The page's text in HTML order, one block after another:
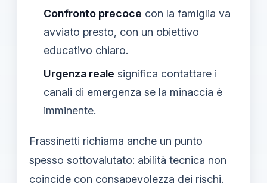
Confronto precoce con la famiglia va
avviato presto, con un obiettivo
educativo chiaro.
Urgenza reale significa contattare i
canali di emergenza se la minaccia è
imminente.
Frassinetti richiama anche un punto
spesso sottovalutato: abilità tecnica non
coincide con consapevolezza dei rischi.